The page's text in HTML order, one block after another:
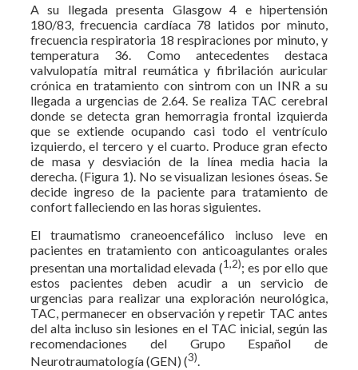
A su llegada presenta Glasgow 4 e hipertensión
180/83, frecuencia cardíaca 78 latidos por minuto,
frecuencia respiratoria 18 respiraciones por minuto, y
temperatura 36. Como antecedentes destaca
valvulopatía mitral reumática y fibrilación auricular
crónica en tratamiento con sintrom con un INR a su
llegada a urgencias de 2.64. Se realiza TAC cerebral
donde se detecta gran hemorragia frontal izquierda
que se extiende ocupando casi todo el ventrículo
izquierdo, el tercero y el cuarto. Produce gran efecto
de masa y desviación de la línea media hacia la
derecha. (Figura 1). No se visualizan lesiones óseas. Se
decide ingreso de la paciente para tratamiento de
confort falleciendo en las horas siguientes.
El traumatismo craneoencefálico incluso leve en
pacientes en tratamiento con anticoagulantes orales
presentan una mortalidad elevada (1,2); es por ello que
estos pacientes deben acudir a un servicio de
urgencias para realizar una exploración neurológica,
TAC, permanecer en observación y repetir TAC antes
del alta incluso sin lesiones en el TAC inicial, según las
recomendaciones del Grupo Español de
Neurotraumatología (GEN) (3).